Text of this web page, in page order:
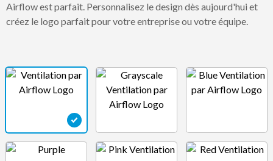
Airflow est parfait. Personnalisez le design dès aujourd'hui et
créez le logo parfait pour votre entreprise ou votre équipe.